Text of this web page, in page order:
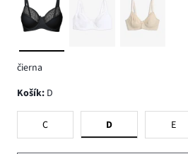
čierna
Košík: D
C D E